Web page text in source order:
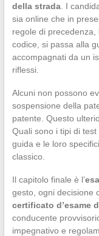
della strada. I
sia online che in
regole di
codice, si passa alla
accompagnati da un
riflessi.
Alcuni non possono
sospensione della
patente. Questo
Quali sono i tipi di
guida e le loro
classico.
Il capitolo finale è l’
gesto, ogni decisione
certificato d’esame
conducente
impegnativo e